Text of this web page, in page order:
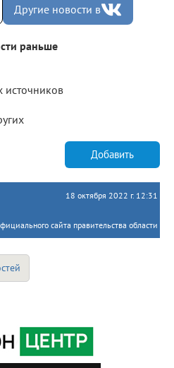
Другие новости в
раньше
источников
Добавить
18 октября 2022 г. 12:31
сайта правительства области